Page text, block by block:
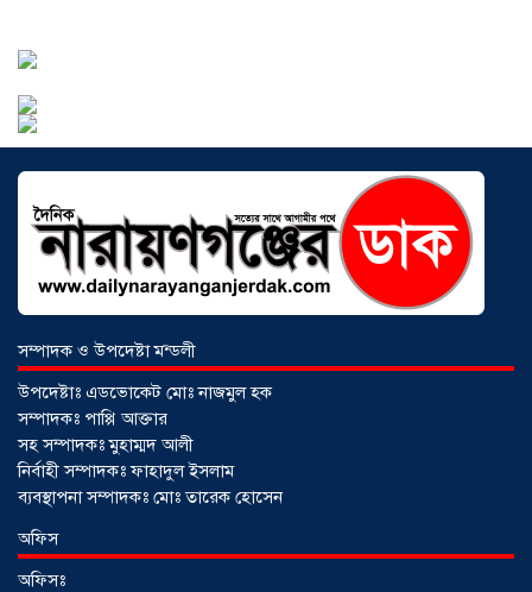
শর্টগান
০৩ আগস্ট ২০২৬
সম্পাদক ও উপদেষ্টা মন্ডলী
উপদেষ্টাঃ এডভোকেট মোঃ নাজমুল হক
সম্পাদকঃ পাপ্পি আক্তার
সহ সম্পাদকঃ মুহাম্মদ আলী
নির্বাহী সম্পাদকঃ ফাহাদুল ইসলাম
ব্যবস্থাপনা সম্পাদকঃ মোঃ তারেক হোসেন
অফিস
অফিসঃ